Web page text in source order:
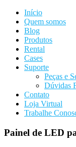
Início
Quem somos
Blog
Produtos
Rental
Cases
Suporte
Peças e
Dúvidas
Contato
Loja Virtual
Trabalhe
Painel de LED